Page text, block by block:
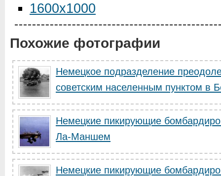
1600x1000
Похожие фотографии
Немецкое подразделение
советским населенным пунктом в
Немецкие пикирующие
Ла-Маншем
Немецкие пикирующие